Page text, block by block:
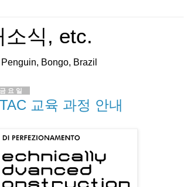
소식, etc.
Bongo, Brazil
요일
교육 과정 안내